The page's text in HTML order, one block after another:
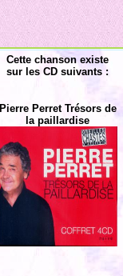
Cette chanson existe
sur les CD suivants :
Pierre Perret Trésors de
la paillardise